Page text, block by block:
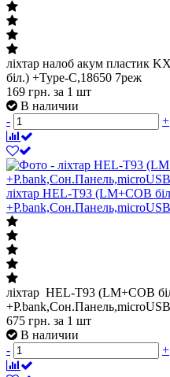
ліхтар налоб акум пластик
біл.) +Type-C,18650 7реж
169 грн. за 1 шт
В наличии
-
+
ліхтар HEL-T93 (LM+COB
ліхтар HEL-T93 (LM+COB
675 грн. за 1 шт
В наличии
-
+